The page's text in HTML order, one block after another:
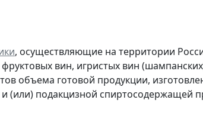
, осуществляющие на территории
вин, игристых вин
объема готовой продукции,
и (или) подакцизной спиртосодержащей